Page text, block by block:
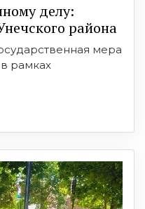
делу:
района
мера
рамках